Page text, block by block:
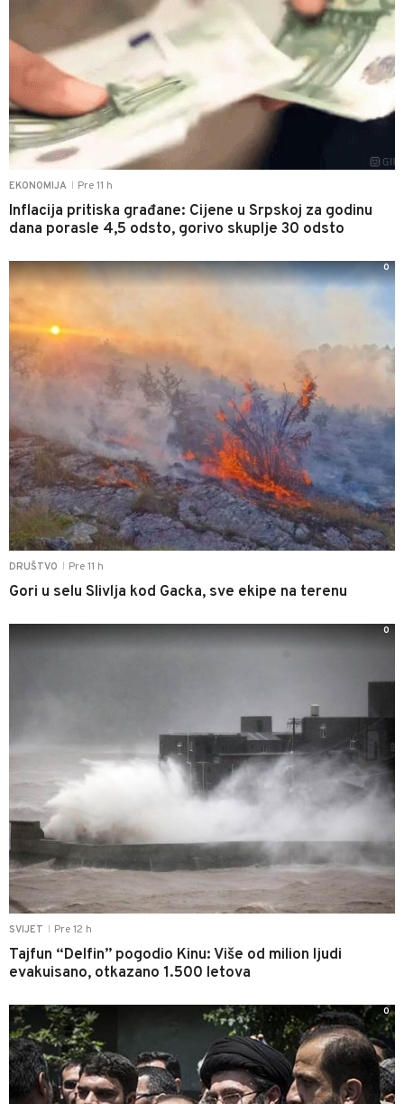
EKONOMIJA Pre 11 h
Inflacija pritiska građane: Cijene u Srpskoj za godinu
dana porasle 4,5 odsto, gorivo skuplje 30 odsto
DRUŠTVO Pre 11 h
Gori u selu Slivlja kod Gacka, sve ekipe na terenu
0
SVIJET Pre 12 h
Tajfun “Delfin” pogodio Kinu: Više od milion ljudi
evakuisano, otkazano 1.500 letova
0
0